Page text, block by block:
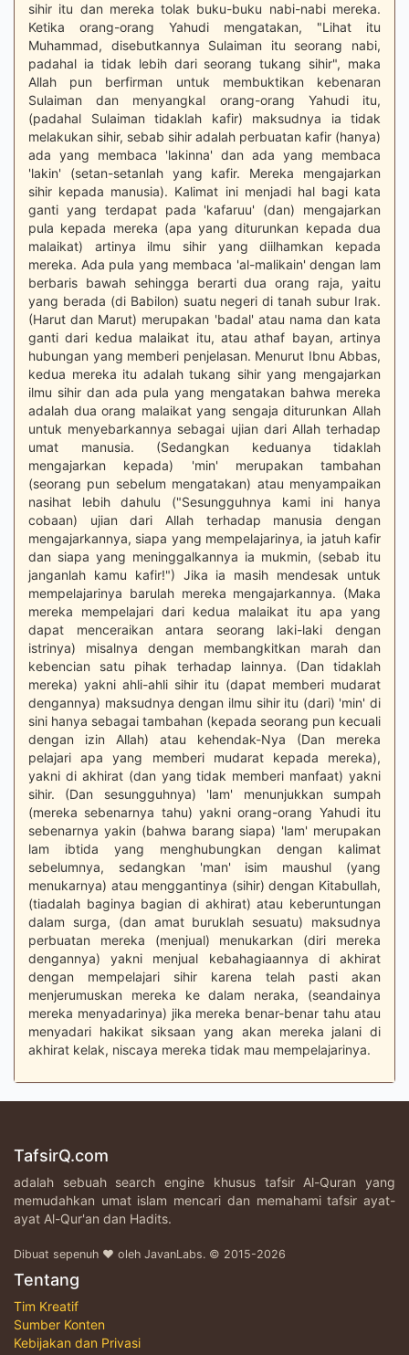
sihir itu dan mereka tolak buku-buku nabi-nabi mereka.
Ketika orang-orang Yahudi mengatakan, "Lihat itu
Muhammad, disebutkannya Sulaiman itu seorang nabi,
padahal ia tidak lebih dari seorang tukang sihir", maka
Allah pun berfirman untuk membuktikan kebenaran
Sulaiman dan menyangkal orang-orang Yahudi itu,
(padahal Sulaiman tidaklah kafir) maksudnya ia tidak
melakukan sihir, sebab sihir adalah perbuatan kafir (hanya)
ada yang membaca 'lakinna' dan ada yang membaca
'lakin' (setan-setanlah yang kafir. Mereka mengajarkan
sihir kepada manusia). Kalimat ini menjadi hal bagi kata
ganti yang terdapat pada 'kafaruu' (dan) mengajarkan
pula kepada mereka (apa yang diturunkan kepada dua
malaikat) artinya ilmu sihir yang diilhamkan kepada
mereka. Ada pula yang membaca 'al-malikain' dengan lam
berbaris bawah sehingga berarti dua orang raja, yaitu
yang berada (di Babilon) suatu negeri di tanah subur Irak.
(Harut dan Marut) merupakan 'badal' atau nama dan kata
ganti dari kedua malaikat itu, atau athaf bayan, artinya
hubungan yang memberi penjelasan. Menurut Ibnu Abbas,
kedua mereka itu adalah tukang sihir yang mengajarkan
ilmu sihir dan ada pula yang mengatakan bahwa mereka
adalah dua orang malaikat yang sengaja diturunkan Allah
untuk menyebarkannya sebagai ujian dari Allah terhadap
umat manusia. (Sedangkan keduanya tidaklah
mengajarkan kepada) 'min' merupakan tambahan
(seorang pun sebelum mengatakan) atau menyampaikan
nasihat lebih dahulu ("Sesungguhnya kami ini hanya
cobaan) ujian dari Allah terhadap manusia dengan
mengajarkannya, siapa yang mempelajarinya, ia jatuh kafir
dan siapa yang meninggalkannya ia mukmin, (sebab itu
janganlah kamu kafir!") Jika ia masih mendesak untuk
mempelajarinya barulah mereka mengajarkannya. (Maka
mereka mempelajari dari kedua malaikat itu apa yang
dapat menceraikan antara seorang laki-laki dengan
istrinya) misalnya dengan membangkitkan marah dan
kebencian satu pihak terhadap lainnya. (Dan tidaklah
mereka) yakni ahli-ahli sihir itu (dapat memberi mudarat
dengannya) maksudnya dengan ilmu sihir itu (dari) 'min' di
sini hanya sebagai tambahan (kepada seorang pun kecuali
dengan izin Allah) atau kehendak-Nya (Dan mereka
pelajari apa yang memberi mudarat kepada mereka),
yakni di akhirat (dan yang tidak memberi manfaat) yakni
sihir. (Dan sesungguhnya) 'lam' menunjukkan sumpah
(mereka sebenarnya tahu) yakni orang-orang Yahudi itu
sebenarnya yakin (bahwa barang siapa) 'lam' merupakan
lam ibtida yang menghubungkan dengan kalimat
sebelumnya, sedangkan 'man' isim maushul (yang
menukarnya) atau menggantinya (sihir) dengan Kitabullah,
(tiadalah baginya bagian di akhirat) atau keberuntungan
dalam surga, (dan amat buruklah sesuatu) maksudnya
perbuatan mereka (menjual) menukarkan (diri mereka
dengannya) yakni menjual kebahagiaannya di akhirat
dengan mempelajari sihir karena telah pasti akan
menjerumuskan mereka ke dalam neraka, (seandainya
mereka menyadarinya) jika mereka benar-benar tahu atau
menyadari hakikat siksaan yang akan mereka jalani di
akhirat kelak, niscaya mereka tidak mau mempelajarinya.
TafsirQ.com
adalah sebuah search engine khusus tafsir Al-Quran yang
memudahkan umat islam mencari dan memahami tafsir ayat-
ayat Al-Qur'an dan Hadits.
Dibuat sepenuh ♥ oleh JavanLabs. © 2015-2026
Tentang
Tim Kreatif
Sumber Konten
Kebijakan dan Privasi